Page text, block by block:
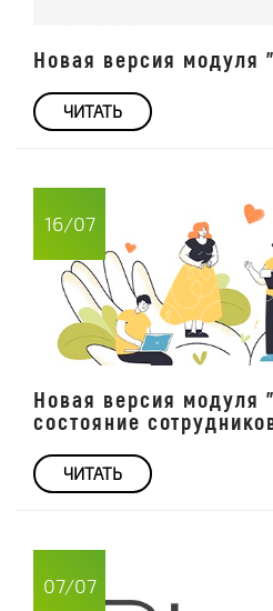
Новая версия модуля
ЧИТАТЬ
16/07
Новая версия модуля
состояние
ЧИТАТЬ
07/07